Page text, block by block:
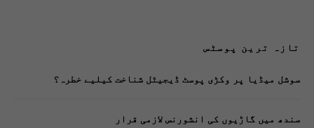
تازہ ترین پوسٹس
سوشل میڈیا پر وکڑی پوسٹ ڈیجیٹل شناخت کیلیے خطرہ؟
سندھ میں گاڑیوں کی انشورنس لازمی قرار